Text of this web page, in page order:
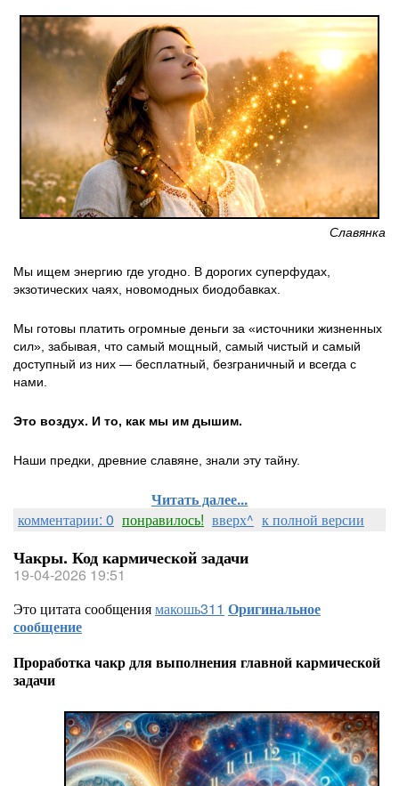
Славянка
Мы ищем энергию где угодно. В дорогих суперфудах,
экзотических чаях, новомодных биодобавках.
Мы готовы платить огромные деньги за «источники жизненных
сил», забывая, что самый мощный, самый чистый и самый
доступный из них — бесплатный, безграничный и всегда с
нами.
Это воздух. И то, как мы им дышим.
Наши предки, древние славяне, знали эту тайну.
Читать далее...
комментарии: 0 понравилось! вверх^ к полной версии
Чакры. Код кармической задачи
19-04-2026 19:51
Это цитата сообщениямакошь311 Оригинальное
сообщение
Проработка чакр для выполнения главной кармической
задачи